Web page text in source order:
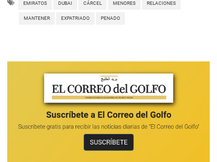
EMIRATOS DUBAI CÁRCEL MENORES RELACIONES
MANTENER EXPATRIADO PENADO